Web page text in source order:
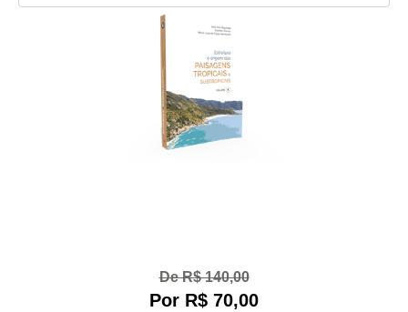
De R$ 140,00
Por R$ 70,00